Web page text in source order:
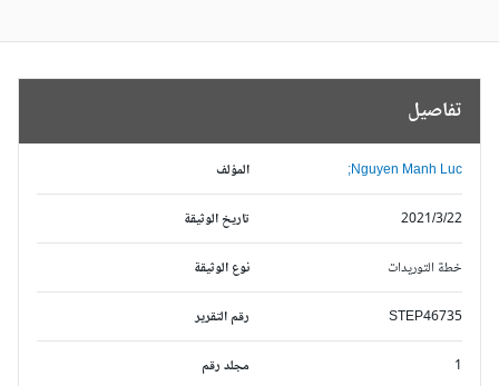
تفاصيل
المؤلف Nguyen Manh Luc;
تاريخ الوثيقة 2021/3/22
نوع الوثيقة خطة التوريدات
رقم التقرير STEP46735
مجلد رقم